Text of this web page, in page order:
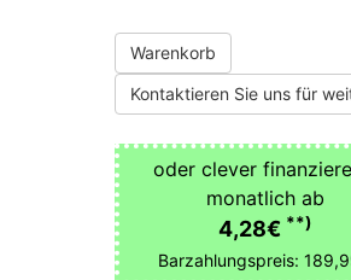
Warenkorb
Kontaktieren Sie uns für
oder clever
monatlich ab
4,28€ **)
Barzahlungspreis: